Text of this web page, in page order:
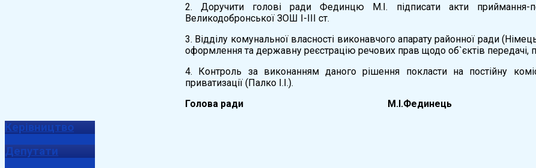
2. Доручити голові ради Фединцю М.І. підписати акти приймання-
Великодобронської ЗОШ І-ІІІ ст.
3. Відділу комунальної власності виконавчого апарату районної ради
оформлення та державну реєстрацію речових прав щодо об`єктів передачі,
4. Контроль за виконанням даного рішення покласти на постійну
приватизації (Палко І.І.).
Голова ради М.І.Фединець
Керівництво
Депутати